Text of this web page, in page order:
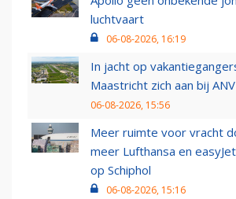
luchtvaart
06-08-2026, 16:19
In jacht op
Maastricht zich aan bij
06-08-2026, 15:56
Meer ruimte voor vracht
meer Lufthansa en
op Schiphol
06-08-2026, 15:16